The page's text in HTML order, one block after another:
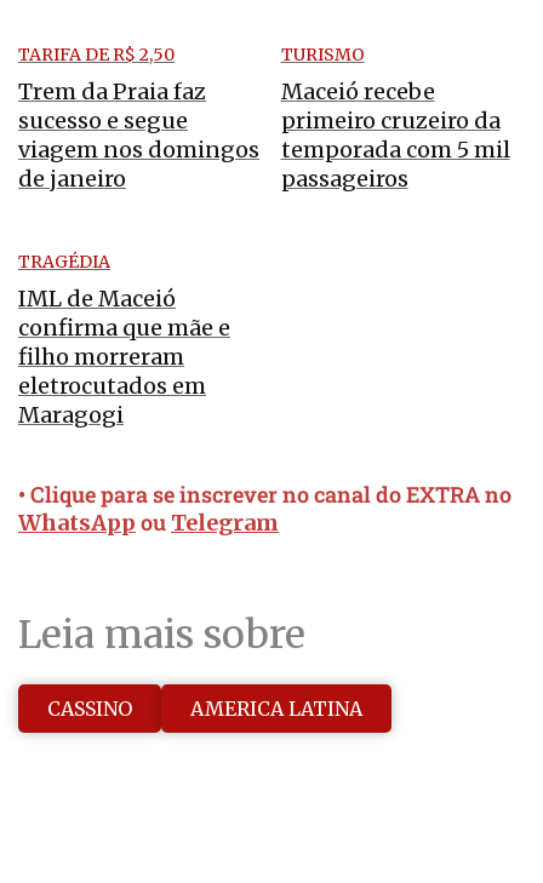
TARIFA DE R$ 2,50
Trem da Praia faz
sucesso e segue
viagem nos domingos
de janeiro
TURISMO
Maceió recebe
primeiro cruzeiro da
temporada com 5 mil
passageiros
TRAGÉDIA
IML de Maceió
confirma que mãe e
filho morreram
eletrocutados em
Maragogi
• Clique para se inscrever no canal do EXTRA no
WhatsApp ou Telegram
Leia mais sobre
CASSINO AMERICA LATINA